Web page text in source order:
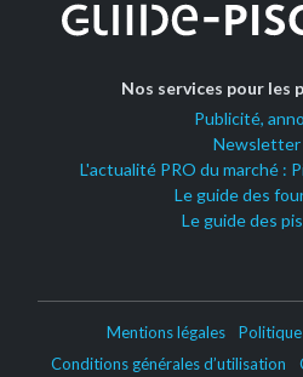
Nos services pour les
Publicité,
Newsletter
L'actualité PRO du marché :
Le guide des
Le guide des
Mentions légales
Conditions générales d’utilisation